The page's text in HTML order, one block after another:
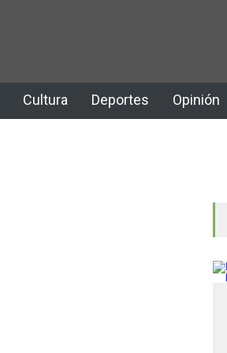
Cultura Deportes Opinión